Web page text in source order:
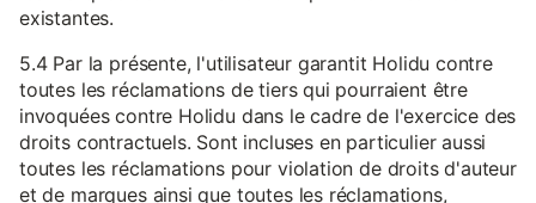
existantes.
5.4 Par la présente, l'utilisateur garantit Holidu contre
toutes les réclamations de tiers qui pourraient être
invoquées contre Holidu dans le cadre de l'exercice des
droits contractuels. Sont incluses en particulier aussi
toutes les réclamations pour violation de droits d'auteur
et de marques ainsi que toutes les réclamations,